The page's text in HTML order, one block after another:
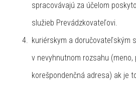
spracovávajú za účelom
služieb Prevádzkovateľovi.
kuriérskym a doručovateľským
v nevyhnutnom rozsahu (meno,
korešpondenčná adresa) ak je